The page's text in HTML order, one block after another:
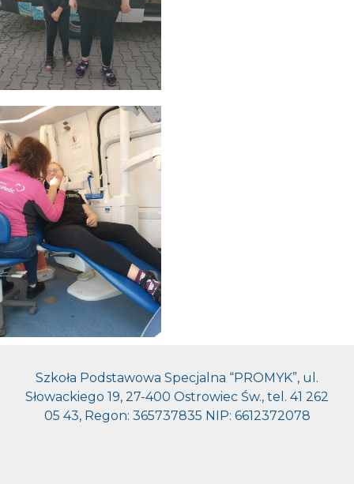
Szkoła Podstawowa Specjalna “PROMYK”, ul.
Słowackiego 19, 27-400 Ostrowiec Św., tel. 41 262
05 43, Regon: 365737835 NIP: 6612372078